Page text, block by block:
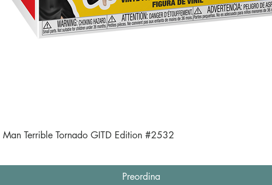
Vista rapida
Man Terrible Tornado GITD Edition #2532
Preordina